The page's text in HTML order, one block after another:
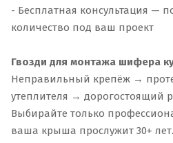
- Бесплатная консультация —
количество под ваш проект
Гвозди для монтажа шифера
Неправильный крепёж →
утеплителя → дорогостоящий
Выбирайте только
ваша крыша прослужит 30+ лет.